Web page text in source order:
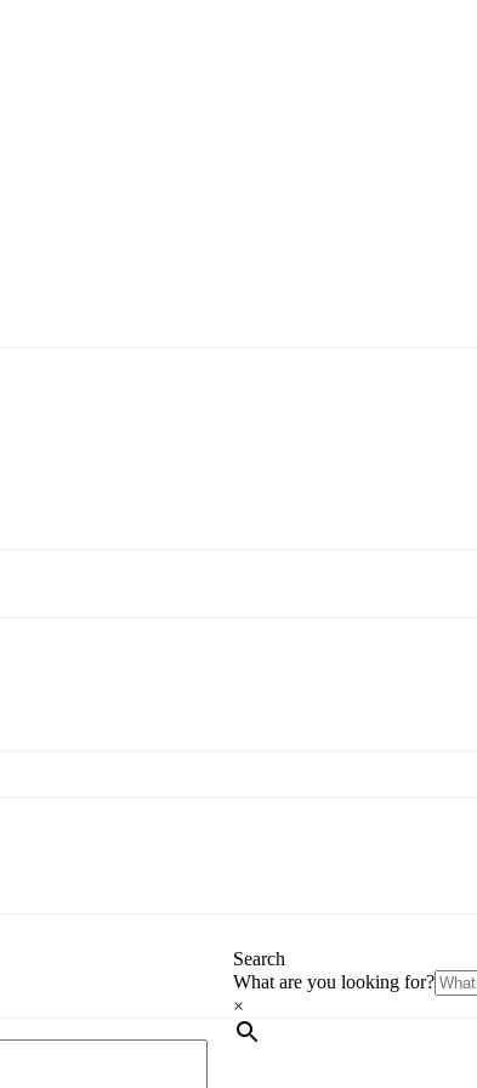
Search
What are you looking for?
×